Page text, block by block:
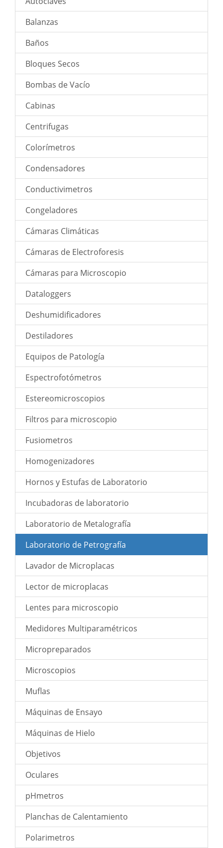
Balanzas
Baños
Bloques Secos
Bombas de Vacío
Cabinas
Centrifugas
Colorímetros
Condensadores
Conductivimetros
Congeladores
Cámaras Climáticas
Cámaras de Electroforesis
Cámaras para Microscopio
Dataloggers
Deshumidificadores
Destiladores
Equipos de Patología
Espectrofotómetros
Estereomicroscopios
Filtros para microscopio
Fusiometros
Homogenizadores
Hornos y Estufas de Laboratorio
Incubadoras de laboratorio
Laboratorio de Metalografía
Laboratorio de Petrografía
Lavador de Microplacas
Lector de microplacas
Lentes para microscopio
Medidores Multiparamétricos
Micropreparados
Microscopios
Muflas
Máquinas de Ensayo
Máquinas de Hielo
Objetivos
Oculares
pHmetros
Planchas de Calentamiento
Polarimetros